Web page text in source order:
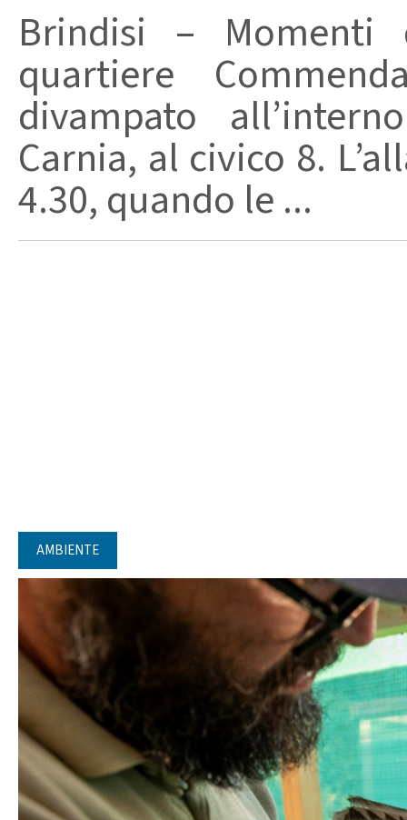
Brindisi –
quartiere
divampato
Carnia, al civico 8.
4.30, quando le ...
AMBIENTE